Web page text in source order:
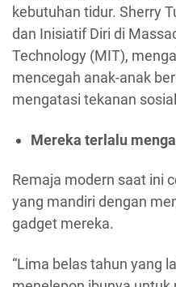
kebutuhan tidur. Sherry
dan Inisiatif Diri di
Technology (MIT),
mencegah anak-anak
mengatasi tekanan
Mereka terlalu
Remaja modern saat ini
yang mandiri dengan
gadget mereka.
“Lima belas tahun yang